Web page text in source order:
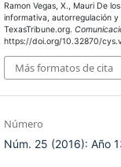
Ramon Vegas, X., Mauri De
informativa, autorregulación
TexasTribune.org.
https://doi.org/10.32870/
Más formatos de cita
Número
Núm. 25 (2016): Año